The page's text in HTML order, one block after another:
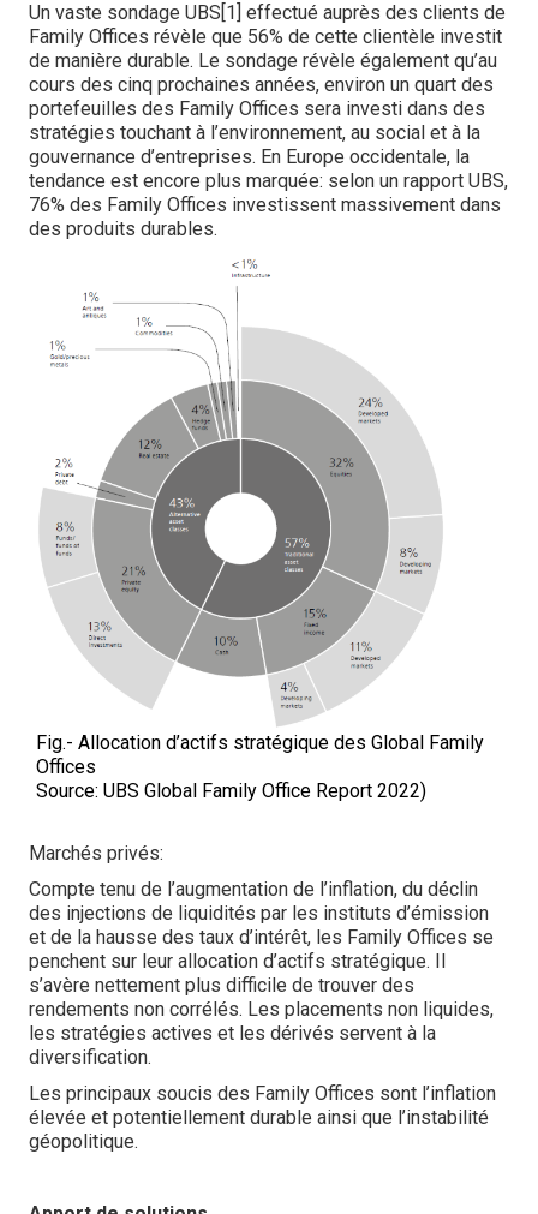
Un vaste sondage UBS[1] effectué auprès des clients de
Family Offices révèle que 56% de cette clientèle investit
de manière durable. Le sondage révèle également qu’au
cours des cinq prochaines années, environ un quart des
portefeuilles des Family Offices sera investi dans des
stratégies touchant à l’environnement, au social et à la
gouvernance d’entreprises. En Europe occidentale, la
tendance est encore plus marquée: selon un rapport UBS,
76% des Family Offices investissent massivement dans
des produits durables.
Fig.- Allocation d’actifs stratégique des Global Family
Offices
Source: UBS Global Family Office Report 2022)
Marchés privés:
Compte tenu de l’augmentation de l’inflation, du déclin
des injections de liquidités par les instituts d’émission
et de la hausse des taux d’intérêt, les Family Offices se
penchent sur leur allocation d’actifs stratégique. Il
s’avère nettement plus difficile de trouver des
rendements non corrélés. Les placements non liquides,
les stratégies actives et les dérivés servent à la
diversification.
Les principaux soucis des Family Offices sont l’inflation
élevée et potentiellement durable ainsi que l’instabilité
géopolitique.